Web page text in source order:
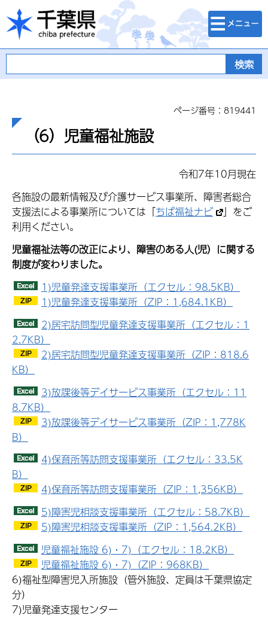
千葉県
検索・メニュ
ー
ページ番号：819441
（6）児童福祉施設
令和7年10月現在
各施設の最新情報及び介護サービス事業所、障害者総合
支援法による事業所については「ちば福祉ナビ
」をご
利用ください。
児童福祉法等の改正により、障害のある人(児）に関する
制度が変わりました。
1)児童発達支援事業所（エクセル：98.5KB）
1)児童発達支援事業所（ZIP：1,684.1KB）
2)居宅訪問型児童発達支援事業所（エクセル：1
2.7KB）
2)居宅訪問型児童発達支援事業所（ZIP：818.6
KB）
3)放課後等デイサービス事業所（エクセル：11
8.7KB）
3)放課後等デイサービス事業所（ZIP：1,778K
B）
4)保育所等訪問支援事業所（エクセル：33.5K
B）
4)保育所等訪問支援事業所（ZIP：1,356KB）
5)障害児相談支援事業所（エクセル：58.7KB）
5)障害児相談支援事業所（ZIP：1,564.2KB）
児童福祉施設 6)・7)（エクセル：18.2KB）
児童福祉施設 6)・7)（ZIP：968KB）
6)福祉型障害児入所施設（管外施設、定員は千葉県協定
分）
7)児童発達支援センター